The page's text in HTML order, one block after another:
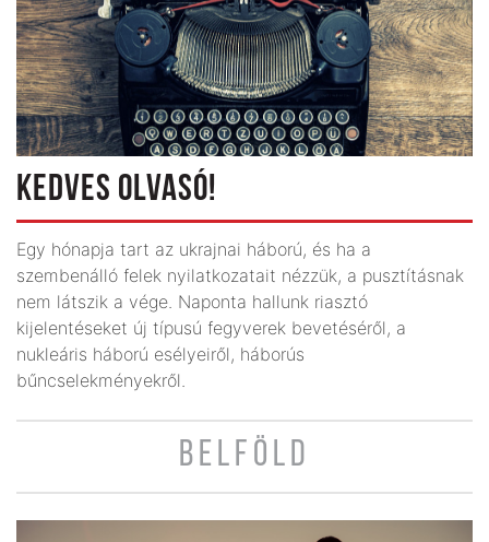
KEDVES OLVASÓ!
Egy hónapja tart az ukrajnai háború, és ha a
szembenálló felek nyilatkozatait nézzük, a pusztításnak
nem látszik a vége. Naponta hallunk riasztó
kijelentéseket új típusú fegyverek bevetéséről, a
nukleáris háború esélyeiről, háborús
bűncselekményekről.
BELFÖLD